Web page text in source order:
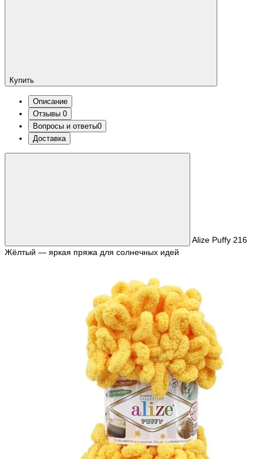
Купить
Описание
Отзывы 0
Вопросы и ответы0
Доставка
Alize Puffy 216
Жёлтый — яркая пряжа для солнечных идей